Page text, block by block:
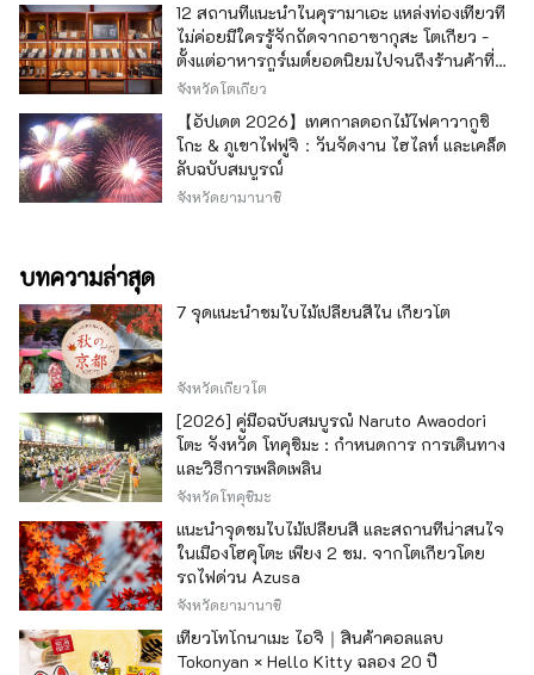
12 สถานที่แนะนำในคุรามาเอะ แหล่งท่องเที่ยวที่
ไม่ค่อยมีใครรู้จักถัดจากอาซากุสะ โตเกียว -
ตั้งแต่อาหารกูร์เมต์ยอดนิยมไปจนถึงร้านค้าที่มี
เอกลักษณ์ -
จังหวัดโตเกียว
【อัปเดต 2026】เทศกาลดอกไม้ไฟคาวากูชิ
โกะ & ภูเขาไฟฟูจิ：วันจัดงาน ไฮไลท์ และเคล็ด
ลับฉบับสมบูรณ์
จังหวัดยามานาชิ
บทความล่าสุด
7 จุดแนะนำชมใบไม้เปลี่ยนสีใน เกียวโต
จังหวัดเกียวโต
[2026] คู่มือฉบับสมบูรณ์ Naruto Awaodori
โตะ จังหวัด โทคุชิมะ : กำหนดการ การเดินทาง
และวิธีการเพลิดเพลิน
จังหวัดโทคุชิมะ
แนะนำจุดชมใบไม้เปลี่ยนสี และสถานที่น่าสนใจ
ในเมืองโฮคุโตะ เพียง 2 ชม. จากโตเกียวโดย
รถไฟด่วน Azusa
จังหวัดยามานาชิ
เที่ยวโทโกนาเมะ ไอจิ｜สินค้าคอลแลบ
Tokonyan × Hello Kitty ฉลอง 20 ปี